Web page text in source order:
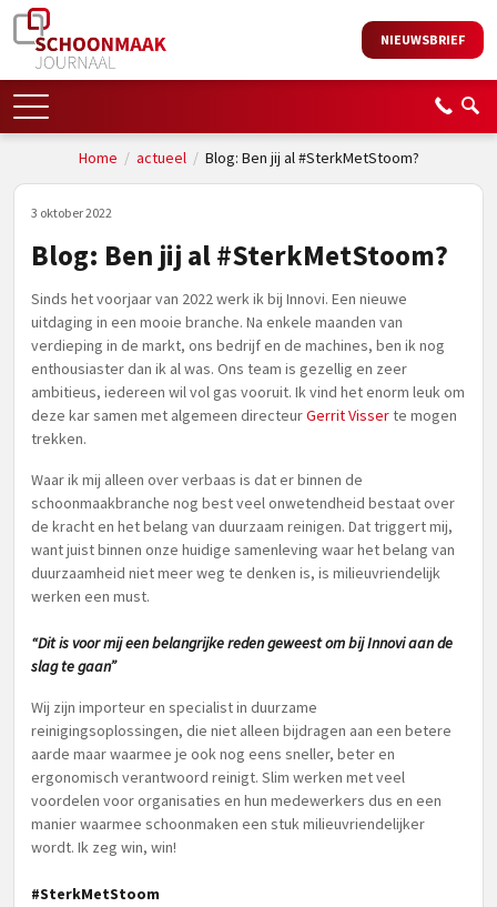
NIEUWSBRIEF
Home / actueel/ Blog: Ben jij al #SterkMetStoom?
3 oktober 2022
Blog: Ben jij al #SterkMetStoom?
Sinds het voorjaar van 2022 werk ik bij Innovi. Een nieuwe
uitdaging in een mooie branche. Na enkele maanden van
verdieping in de markt, ons bedrijf en de machines, ben ik nog
enthousiaster dan ik al was. Ons team is gezellig en zeer
ambitieus, iedereen wil vol gas vooruit. Ik vind het enorm leuk om
deze kar samen met algemeen directeurGerrit Visserte mogen
trekken.
Waar ik mij alleen over verbaas is dat er binnen de
schoonmaakbranche nog best veel onwetendheid bestaat over
de kracht en het belang van duurzaam reinigen. Dat triggert mij,
want juist binnen onze huidige samenleving waar het belang van
duurzaamheid niet meer weg te denken is, is milieuvriendelijk
werken een must.
“Dit is voor mij een belangrijke reden geweest om bij Innovi aan de
slag te gaan”
Wij zijn importeur en specialist in duurzame
reinigingsoplossingen, die niet alleen bijdragen aan een betere
aarde maar waarmee je ook nog eens sneller, beter en
ergonomisch verantwoord reinigt. Slim werken met veel
voordelen voor organisaties en hun medewerkers dus en een
manier waarmee schoonmaken een stuk milieuvriendelijker
wordt. Ik zeg win, win!
#SterkMetStoom